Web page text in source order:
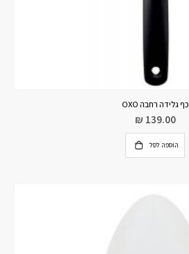
כף גלידה רחבה OXO
₪ 139.00
הוספה לסל